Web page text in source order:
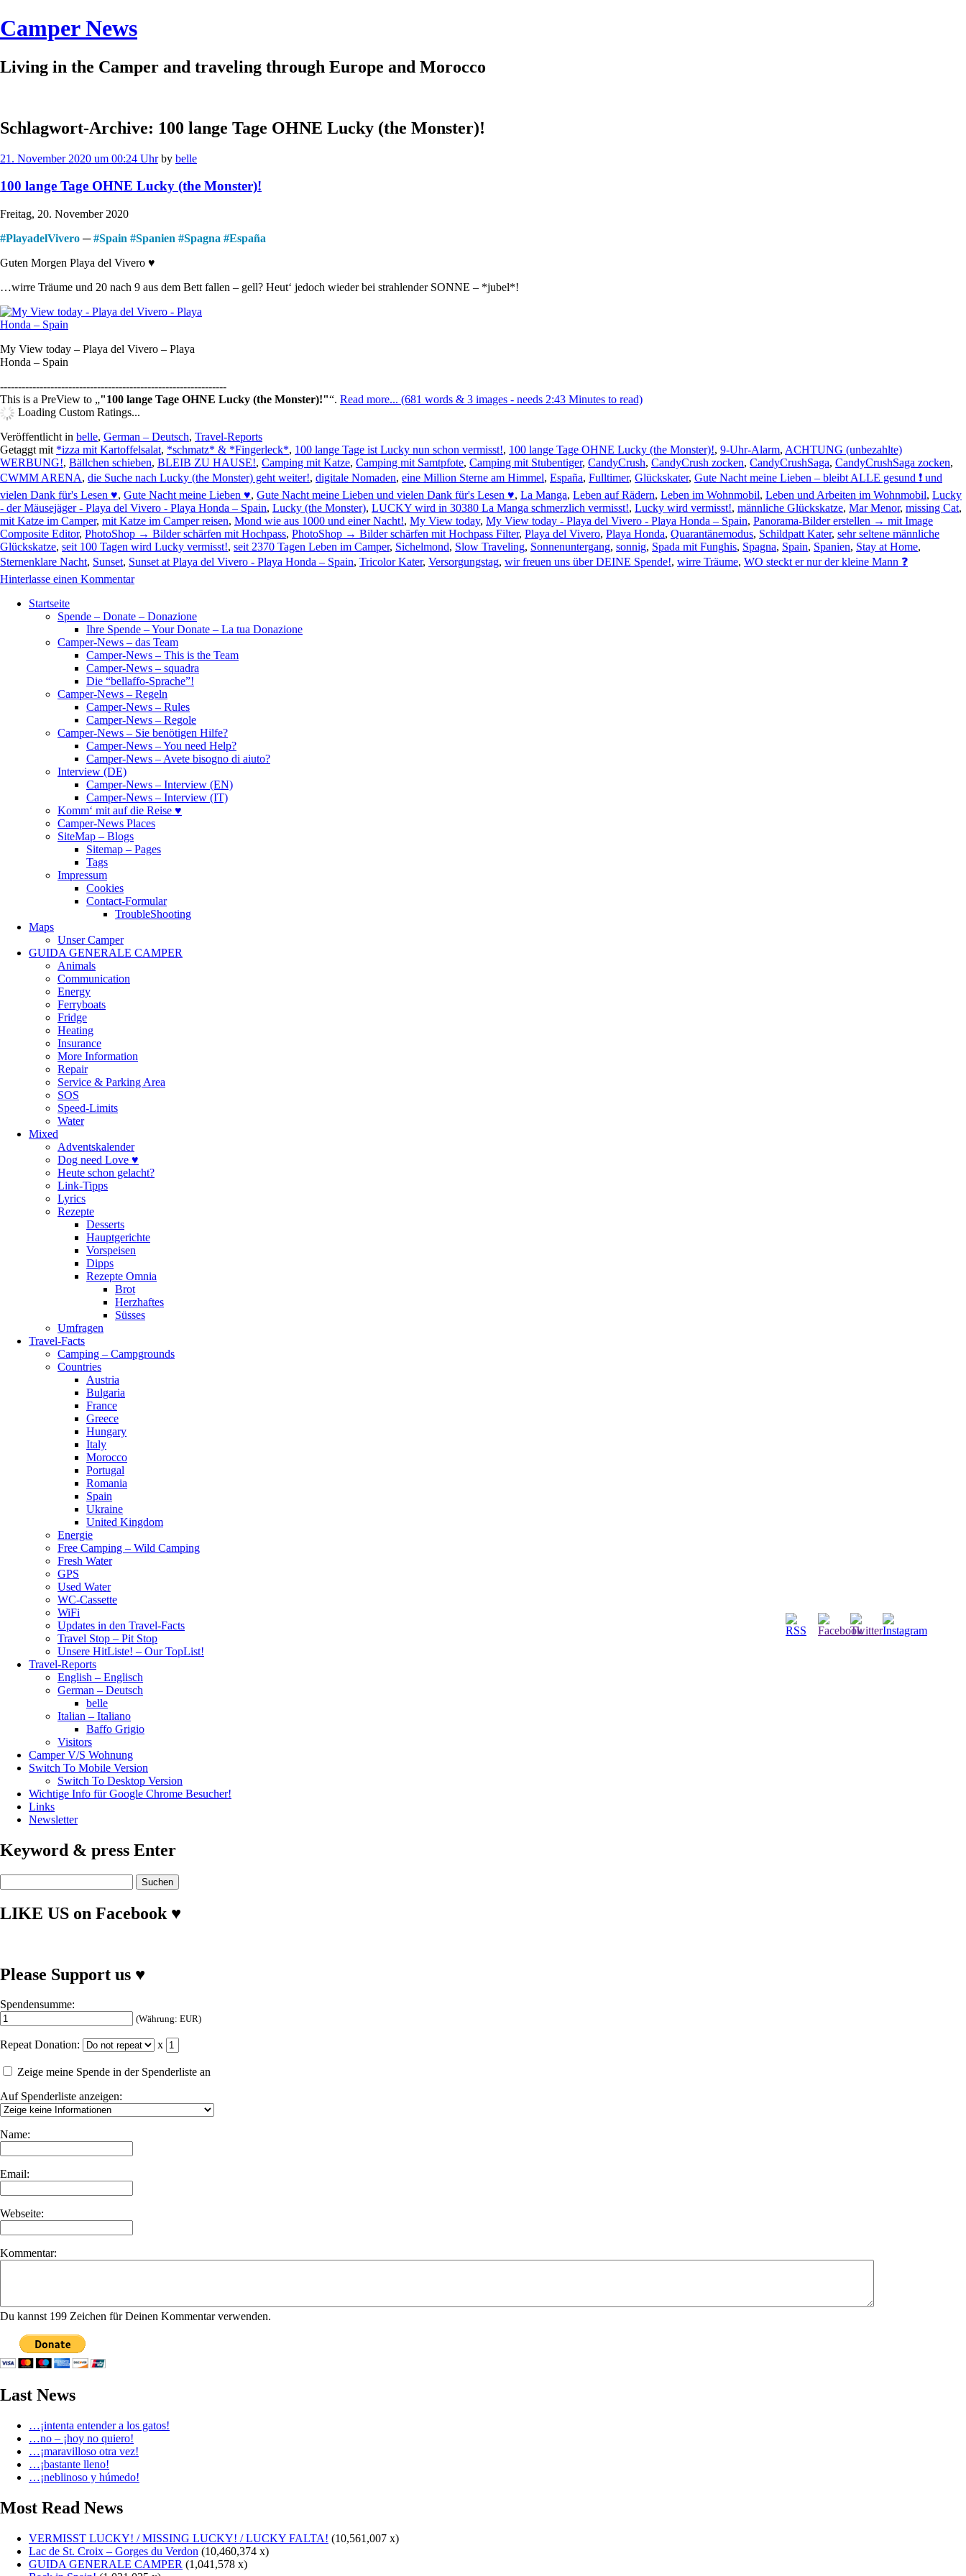
Camper News
Living in the Camper and traveling through Europe and Morocco
Schlagwort-Archive: 100 lange Tage OHNE Lucky (the Monster)!
21. November 2020 um 00:24 Uhr by belle
100 lange Tage OHNE Lucky (the Monster)!
Freitag, 20. November 2020
#PlayadelVivero ─#Spain #Spanien #Spagna #España
Guten Morgen Playa del Vivero ♥
…wirre Träume und 20 nach 9 aus dem Bett fallen – gell? Heut‘ jedoch wieder bei strahlender SONNE – *jubel*!
My View today – Playa del Vivero – Playa
Honda – Spain
---------------------------------------------------------------
This is a PreView to
"100 lange Tage OHNE Lucky (the Monster)!" . Read more... (681 words & 3 images - needs 2:43 Minutes to read)
Loading Custom Ratings...
Veröffentlicht in belle, German – Deutsch, Travel-Reports
Getaggt mit *izza mit Kartoffelsalat, *schmatz* & *Fingerleck*, 100 lange Tage ist Lucky nun schon vermisst!, 100 lange Tage OHNE Lucky (the Monster)!, 9-Uhr-Alarm, ACHTUNG (unbezahlte)
WERBUNG!, Bällchen schieben, BLEIB ZU HAUSE!, Camping mit Katze, Camping mit Samtpfote, Camping mit Stubentiger, CandyCrush, CandyCrush zocken, CandyCrushSaga, CandyCrushSaga zocken,
CWMM ARENA, die Suche nach Lucky (the Monster) geht weiter!, digitale Nomaden, eine Million Sterne am Himmel, España, Fulltimer, Glückskater, Gute Nacht meine Lieben – bleibt ALLE gesund ❗ und
vielen Dank für's Lesen ♥, Gute Nacht meine Lieben ♥, Gute Nacht meine Lieben und vielen Dank für's Lesen ♥, La Manga, Leben auf Rädern, Leben im Wohnmobil, Leben und Arbeiten im Wohnmobil, Lucky
- der Mäusejäger - Playa del Vivero - Playa Honda – Spain, Lucky (the Monster), LUCKY wird in 30380 La Manga schmerzlich vermisst!, Lucky wird vermisst!, männliche Glückskatze, Mar Menor, missing Cat,
mit Katze im Camper, mit Katze im Camper reisen, Mond wie aus 1000 und einer Nacht!, My View today, My View today - Playa del Vivero - Playa Honda – Spain, Panorama-Bilder erstellen → mit Image
Composite Editor, PhotoShop → Bilder schärfen mit Hochpass, PhotoShop → Bilder schärfen mit Hochpass Filter, Playa del Vivero, Playa Honda, Quarantänemodus, Schildpatt Kater, sehr seltene männliche
Glückskatze, seit 100 Tagen wird Lucky vermisst!, seit 2370 Tagen Leben im Camper, Sichelmond, Slow Traveling, Sonnenuntergang, sonnig, Spada mit Funghis, Spagna, Spain, Spanien, Stay at Home,
Sternenklare Nacht, Sunset, Sunset at Playa del Vivero - Playa Honda – Spain, Tricolor Kater, Versorgungstag, wir freuen uns über DEINE Spende!, wirre Träume, WO steckt er nur der kleine Mann ❓
Hinterlasse einen Kommentar
Startseite
Spende – Donate – Donazione
Ihre Spende – Your Donate – La tua Donazione
Camper-News – das Team
Camper-News – This is the Team
Camper-News – squadra
Die “bellaffo-Sprache”!
Camper-News – Regeln
Camper-News – Rules
Camper-News – Regole
Camper-News – Sie benötigen Hilfe?
Camper-News – You need Help?
Camper-News – Avete bisogno di aiuto?
Interview (DE)
Camper-News – Interview (EN)
Camper-News – Interview (IT)
Komm‘ mit auf die Reise ♥
Camper-News Places
SiteMap – Blogs
Sitemap – Pages
Tags
Impressum
Cookies
Contact-Formular
TroubleShooting
Maps
Unser Camper
GUIDA GENERALE CAMPER
Animals
Communication
Energy
Ferryboats
Fridge
Heating
Insurance
More Information
Repair
Service & Parking Area
SOS
Speed-Limits
Water
Mixed
Adventskalender
Dog need Love ♥
Heute schon gelacht?
Link-Tipps
Lyrics
Rezepte
Desserts
Hauptgerichte
Vorspeisen
Dipps
Rezepte Omnia
Brot
Herzhaftes
Süsses
Umfragen
Travel-Facts
Camping – Campgrounds
Countries
Austria
Bulgaria
France
Greece
Hungary
Italy
Morocco
Portugal
Romania
Spain
Ukraine
United Kingdom
Energie
Free Camping – Wild Camping
Fresh Water
GPS
Used Water
WC-Cassette
WiFi
Updates in den Travel-Facts
Travel Stop – Pit Stop
Unsere HitListe! – Our TopList!
Travel-Reports
English – Englisch
German – Deutsch
belle
Italian – Italiano
Baffo Grigio
Visitors
Camper V/S Wohnung
Switch To Mobile Version
Switch To Desktop Version
Wichtige Info für Google Chrome Besucher!
Links
Newsletter
Keyword & press Enter
nach:
LIKE US on Facebook ♥
Please Support us ♥
Spendensumme:
(Währung: EUR)
Repeat Donation: x
Zeige meine Spende in der Spenderliste an
Auf Spenderliste anzeigen:
Name:
Email:
Webseite:
Kommentar:
Du kannst 199 Zeichen für Deinen Kommentar verwenden.
Last News
…¡intenta entender a los gatos!
…no – ¡hoy no quiero!
…¡maravilloso otra vez!
…¡bastante lleno!
…¡neblinoso y húmedo!
Most Read News
VERMISST LUCKY! / MISSING LUCKY! / LUCKY FALTA! (10,561,007 x)
Lac de St. Croix – Gorges du Verdon (10,460,374 x)
GUIDA GENERALE CAMPER (1,041,578 x)